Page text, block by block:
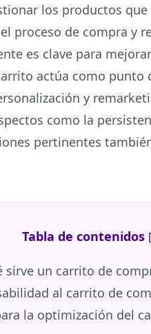
los productos
proceso de compra y
es clave para
actúa como punto
y
como la
pertinentes
Tabla de contenidos [
sirve un carrito de
al carrito de
la optimización del